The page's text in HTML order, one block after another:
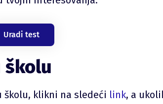
Uradi test
školu
školu, klikni na sledeći link, a